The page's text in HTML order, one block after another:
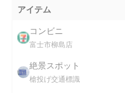
アイテム
コンビニ
富士市柳島店
絶景スポット
槍投げ交通標識